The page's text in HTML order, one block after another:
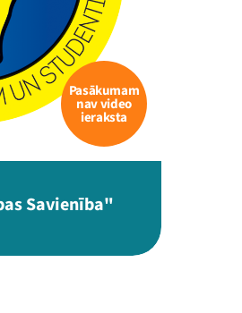
Pasākumam
nav video
ieraksta
Savienība"